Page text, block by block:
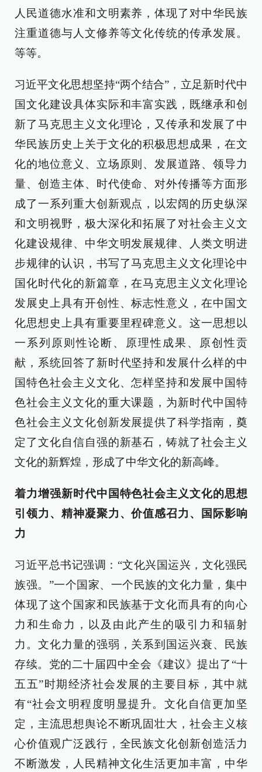
人民道德水准和文明素养，体现了对中华民族
注重道德与人文修养等文化传统的传承发展。
等等。
习近平文化思想坚持“两个结合”，立足新时代中
国文化建设具体实际和丰富实践，既继承和创
新了马克思主义文化理论，又传承和发展了中
华民族历史上关于文化的积极思想成果，在文
化的地位意义、立场原则、发展道路、领导力
量、创造主体、时代使命、对外传播等方面形
成了一系列重大创新观点，以宏阔的历史纵深
和文明视野，极大深化和拓展了对社会主义文
化建设规律、中华文明发展规律、人类文明进
步规律的认识，书写了马克思主义文化理论中
国化时代化的新篇章，在马克思主义文化理论
发展史上具有开创性、标志性意义，在中国文
化思想史上具有重要里程碑意义。这一思想以
一系列原则性论断、原理性成果、原创性贡
献，系统回答了新时代坚持和发展什么样的中
国特色社会主义文化、怎样坚持和发展中国特
色社会主义文化的重大课题，为新时代中国特
色社会主义文化创新发展提供了科学指南，奠
定了文化自信自强的新基石，铸就了社会主义
文化的新辉煌，形成了中华文化的新高峰。
着力增强新时代中国特色社会主义文化的思想
引领力、精神凝聚力、价值感召力、国际影响
力
习近平总书记强调：“文化兴国运兴，文化强民
族强。”一个国家、一个民族的文化力量，集中
体现了这个国家和民族基于文化而具有的向心
力和生命力，以及由此产生的吸引力和辐射
力。文化力量的强弱，关系到国运兴衰、民族
存续。党的二十届四中全会《建议》提出了“十
五五”时期经济社会发展的主要目标，其中就
有“社会文明程度明显提升。文化自信更加坚
定，主流思想舆论不断巩固壮大，社会主义核
心价值观广泛践行，全民族文化创新创造活力
不断激发，人民精神文化生活更加丰富，中华